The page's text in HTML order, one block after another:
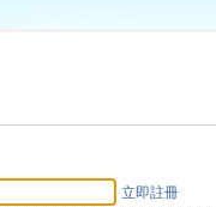
立即註冊